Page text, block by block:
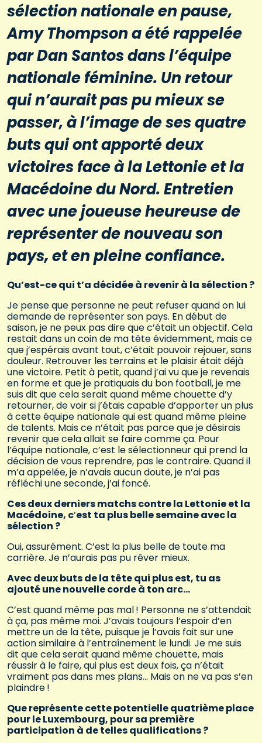
sélection nationale en pause,
Amy Thompson a été rappelée
par Dan Santos dans l’équipe
nationale féminine. Un retour
qui n’aurait pas pu mieux se
passer, à l’image de ses quatre
buts qui ont apporté deux
victoires face à la Lettonie et la
Macédoine du Nord. Entretien
avec une joueuse heureuse de
représenter de nouveau son
pays, et en pleine confiance.
Qu’est-ce qui t’a décidée à revenir à la sélection ?
Je pense que personne ne peut refuser quand on lui
demande de représenter son pays. En début de
saison, je ne peux pas dire que c’était un objectif. Cela
restait dans un coin de ma tête évidemment, mais ce
que j’espérais avant tout, c’était pouvoir rejouer, sans
douleur. Retrouver les terrains et le plaisir était déjà
une victoire. Petit à petit, quand j’ai vu que je revenais
en forme et que je pratiquais du bon football, je me
suis dit que cela serait quand même chouette d’y
retourner, de voir si j’étais capable d’apporter un plus
à cette équipe nationale qui est quand même pleine
de talents. Mais ce n’était pas parce que je désirais
revenir que cela allait se faire comme ça. Pour
l’équipe nationale, c’est le sélectionneur qui prend la
décision de vous reprendre, pas le contraire. Quand il
m’a appelée, je n’avais aucun doute, je n’ai pas
réfléchi une seconde, j’ai foncé.
Ces deux derniers matchs contre la Lettonie et la
Macédoine, c’est ta plus belle semaine avec la
sélection ?
Oui, assurément. C’est la plus belle de toute ma
carrière. Je n’aurais pas pu rêver mieux.
Avec deux buts de la tête qui plus est, tu as
ajouté une nouvelle corde à ton arc…
C’est quand même pas mal ! Personne ne s’attendait
à ça, pas même moi. J’avais toujours l’espoir d’en
mettre un de la tête, puisque je l’avais fait sur une
action similaire à l’entraînement le lundi. Je me suis
dit que cela serait quand même chouette, mais
réussir à le faire, qui plus est deux fois, ça n’était
vraiment pas dans mes plans… Mais on ne va pas s’en
plaindre !
Que représente cette potentielle quatrième place
pour le Luxembourg, pour sa première
participation à de telles qualifications ?